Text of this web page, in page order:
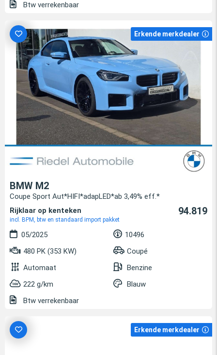
Btw verrekenbaar
Erkende merkdealer
BMW M2
Coupe Sport Aut*HIFI*adapLED*ab 3,49% eff.*
Rijklaar op kenteken
incl. BPM, btw en standaard import pakket
94.819
05/2025
10496
480 PK (353 KW)
Coupé
Automaat
Benzine
222 g/km
Blauw
Btw verrekenbaar
Erkende merkdealer